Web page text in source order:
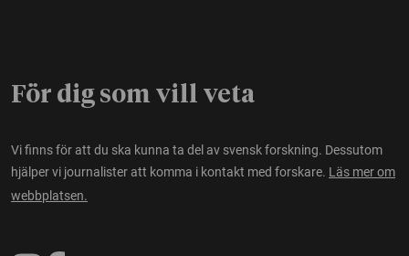
För dig som vill veta
Vi finns för att du ska kunna ta del av svensk forskning. Dessutom
hjälper vi journalister att komma i kontakt med forskare. Läs mer om
webbplatsen.